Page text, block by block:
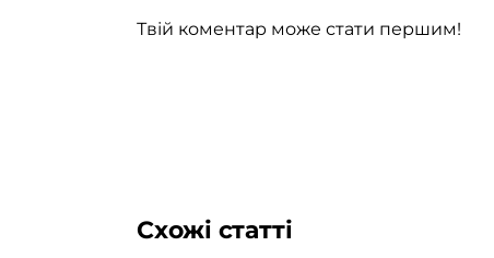
Твій коментар може стати першим!
Схожі статті